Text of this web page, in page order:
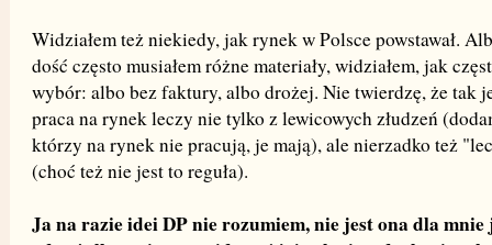
Widziałem też niekiedy, jak rynek w Polsce powstawał.
dość często musiałem różne materiały, widziałem, jak
wybór: albo bez faktury, albo drożej. Nie twierdzę, że tak
praca na rynek leczy nie tylko z lewicowych złudzeń
którzy na rynek nie pracują, je mają), ale nierzadko też
(choć też nie jest to reguła).
Ja na razie idei DP nie rozumiem, nie jest ona dla mnie